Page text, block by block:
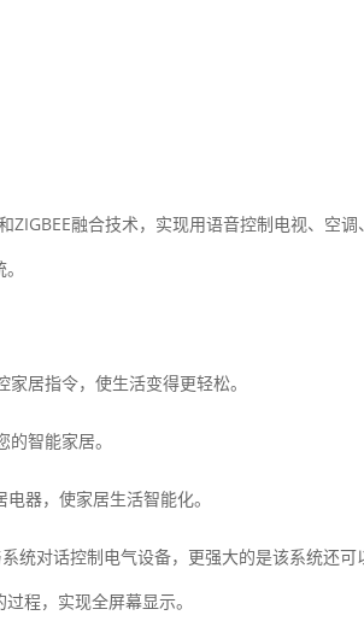
融合技术，实现用语音控制电视、空调
居指令，使生活变得更轻松。
智能家居。
器，使家居生活智能化。
统对话控制电气设备，更强大的是该系统还
程，实现全屏幕显示。